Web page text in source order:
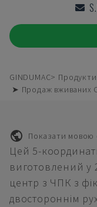
GINDUMAC Продукти
➤ Продаж вживаних
Показати мовою
Цей 5-
виготовлений у
центр з ЧПК з
двостороннім